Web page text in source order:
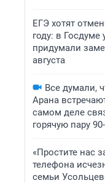
ЕГЭ хотят
году: в Госдуме
придумали
августа
Все думали,
Арана
самом деле
горячую пару
«Простите нас
телефона
семьи